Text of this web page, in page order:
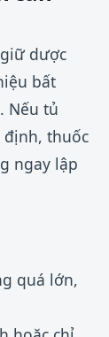
dược
bất
Nếu tủ
thuốc
ngay lập
quá lớn,